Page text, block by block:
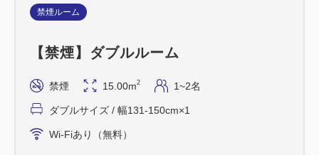
禁煙ルーム
【禁煙】ダブルルーム
禁煙 15.00m2 1~2名
ダブルサイズ / 幅131-150cm×1
Wi-Fiあり（無料）